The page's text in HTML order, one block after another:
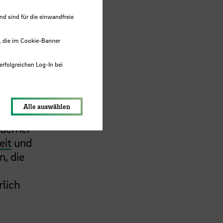
um
und
die
sind für die einwandfreie
die im Cookie-Banner
Log-In bei
Alle auswählen